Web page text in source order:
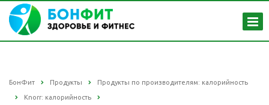
БонФит Продукты Продукты по производителям: калорийность
Knorr: калорийность